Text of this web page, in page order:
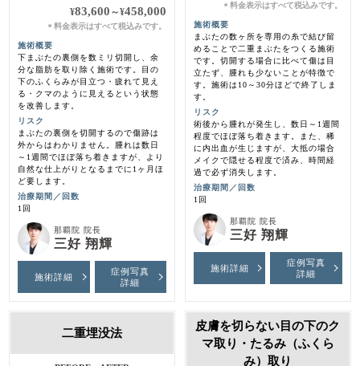
¥83,600 ～¥458,000
＊料金表示はすべて税込みです。
施術概要
下まぶたの裏側を数ミリ切開し、余
分な脂肪を取り除く施術です。目の
下のふくらみが目立つ・疲れて見え
る・クマのように見えるという状態
を改善します。
リスク
まぶたの裏側を切開するので傷跡は
外からはわかりません。腫れは数日
～1週間でほぼ落ち着きますが、より
自然な仕上がりとなるまでに1ヶ月ほ
ど要します。
治療期間／回数
1回
那覇院 院長
三好 翔輝
施術詳細
症例写真
詳細
＊ 料金表示はすべて税込みです。
施術概要
まぶたの数ヶ所を専用の糸で結び留
めることで二重まぶたをつくる施術
です。切開する場合に比べて傷は目
立たず、腫れも少ないことが特徴で
す。施術は10～30分ほどで終了しま
す。
リスク
術後から腫れが発生し、数日～1週間
程度でほぼ落ち着きます。また、稀
に内出血が生じますが、大抵の場合
メイクで隠せる程度で済み、時間経
過で必ず消失します。
治療期間／回数
1回
那覇院 院長
三好 翔輝
施術詳細
症例写真
詳細
二重埋没法
皮膚を切らない目の下のク
マ取り・たるみ（ふくら
み）取り